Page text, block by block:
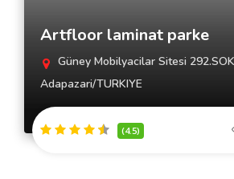
Artfloor laminat parke
Güney Mobilyacilar Sitesi
Adapazari/TURKIYE
(4.5)